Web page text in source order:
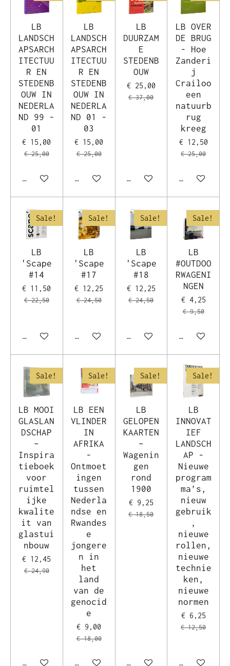
LB
LANDSCH
APSARCH
ITECTUU
R EN
STEDENB
OUW IN
NEDERLA
ND 99 -
01
€ 15,00
€ 25,00
In winkelwagen
LB
LANDSCH
APSARCH
ITECTUU
R EN
STEDENB
OUW IN
NEDERLA
ND 01 -
03
€ 15,00
€ 25,00
In winkelwagen
LB
DUURZAM
E
STEDENB
OUW
€ 25,00
€ 37,00
In winkelwagen
LB OVER
DE BRUG
- Hoe
Zanderi
j
Crailoo
een
natuurb
rug
kreeg
€ 12,50
€ 25,00
In
Sale!
LB
'Scape
#14
€ 11,50
€ 22,50
In winkelwagen
Sale!
LB
'Scape
#17
€ 12,25
€ 24,50
In winkelwagen
Sale!
LB
'Scape
#18
€ 12,25
€ 24,50
In winkelwagen
Sale!
LB
#OUTDOO
RWAGENI
NGEN
€ 4,25
€ 9,50
In
Sale!
LB MOOI
GLASLAN
DSCHAP
–
Inspira
tieboek
voor
ruimtel
ijke
kwalite
it van
glastui
nbouw
€ 12,45
€ 24,90
In winkelwagen
Sale!
LB EEN
VLINDER
IN
AFRIKA
-
Ontmoet
ingen
tussen
Nederla
ndse en
Rwandes
e
jongere
n in
het
land
van de
genocid
e
€ 9,00
€ 18,00
In winkelwagen
Sale!
LB
GELOPEN
KAARTEN
–
Wagenin
gen
rond
1900
€ 9,25
€ 18,50
In winkelwagen
Sale!
LB
INNOVAT
IEF
LANDSCH
AP -
Nieuwe
program
ma’s,
nieuw
gebruik
,
nieuwe
rollen,
nieuwe
technie
ken,
nieuwe
normen
€ 6,25
€ 12,50
In